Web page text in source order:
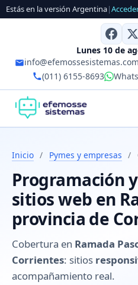
Estás en la versión Argentina|
Lunes 10 de
(011) 6155-8693
Inicio / Pymes y empresas /
Programación
sitios web en
provincia de
Cobertura en Ramada
Corrientes: sitios
acompañamiento real.